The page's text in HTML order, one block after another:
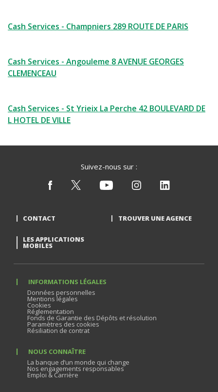
Cash Services - Champniers 289 ROUTE DE PARIS
Cash Services - Angouleme 8 AVENUE GEORGES
CLEMENCEAU
Cash Services - St Yrieix La Perche 42 BOULEVARD DE
L HOTEL DE VILLE
Suivez-nous sur :
CONTACT TROUVER UNE AGENCE
LES APPLICATIONS
MOBILES
INFORMATIONS LÉGALES
Données personnelles
Mentions légales
Cookies
Réglementation
Fonds de Garantie des Dépôts et résolution
Paramètres des cookies
Résiliation de contrat
NOUS CONNAÎTRE
La banque d’un monde qui change
Nos engagements responsables
Emploi & Carrière